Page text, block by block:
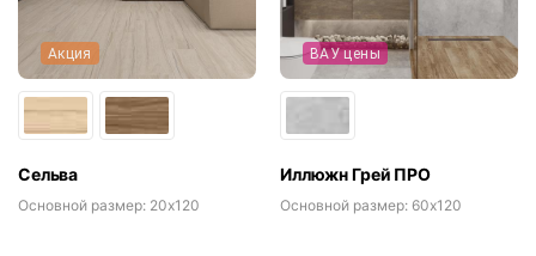
Акция
Сельва
Основной размер: 20x120
ВАУ цены
Иллюжн Грей ПРО
Основной размер: 60x120